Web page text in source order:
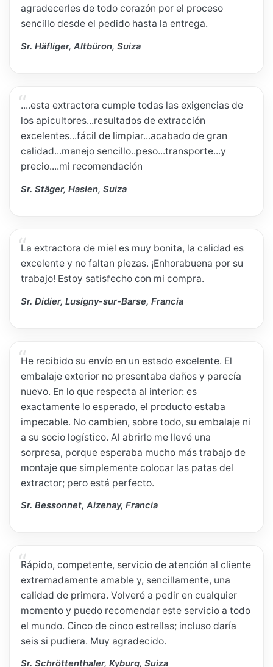
agradecerles de todo corazón por el proceso
sencillo desde el pedido hasta la entrega.
Sr. Häfliger, Altbüron, Suiza
....esta extractora cumple todas las exigencias de
los apicultores...resultados de extracción
excelentes...fácil de limpiar...acabado de gran
calidad...manejo sencillo..peso...transporte...y
precio....mi recomendación
Sr. Stäger, Haslen, Suiza
La extractora de miel es muy bonita, la calidad es
excelente y no faltan piezas. ¡Enhorabuena por su
trabajo! Estoy satisfecho con mi compra.
Sr. Didier, Lusigny-sur-Barse, Francia
He recibido su envío en un estado excelente. El
embalaje exterior no presentaba daños y parecía
nuevo. En lo que respecta al interior: es
exactamente lo esperado, el producto estaba
impecable. No cambien, sobre todo, su embalaje ni
a su socio logístico. Al abrirlo me llevé una
sorpresa, porque esperaba mucho más trabajo de
montaje que simplemente colocar las patas del
extractor; pero está perfecto.
Sr. Bessonnet, Aizenay, Francia
Rápido, competente, servicio de atención al cliente
extremadamente amable y, sencillamente, una
calidad de primera. Volveré a pedir en cualquier
momento y puedo recomendar este servicio a todo
el mundo. Cinco de cinco estrellas; incluso daría
seis si pudiera. Muy agradecido.
Sr. Schröttenthaler, Kyburg, Suiza